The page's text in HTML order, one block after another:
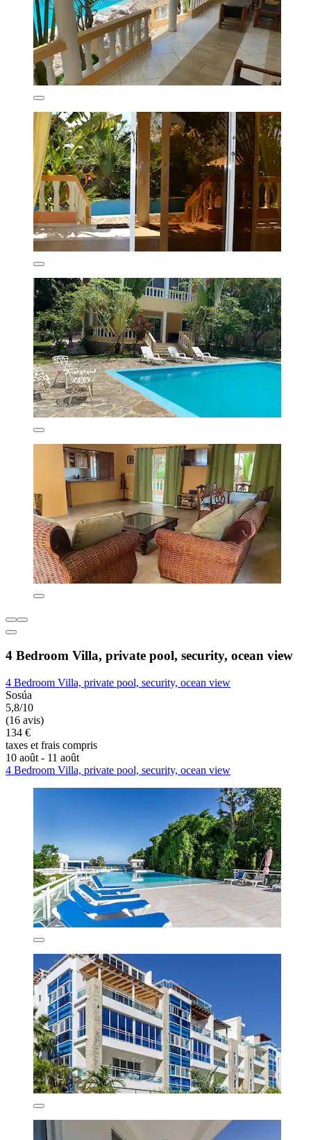
4 Bedroom Villa, private pool, security, ocean view
4 Bedroom Villa, private pool, security, ocean view
Sosúa
5,8/10
(16 avis)
134 €
taxes et frais compris
10 août - 11 août
4 Bedroom Villa, private pool, security, ocean view